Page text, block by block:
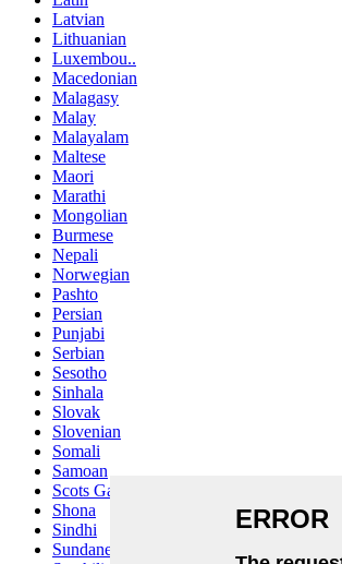
Latvian
Lithuanian
Luxembou..
Macedonian
Malagasy
Malay
Malayalam
Maltese
Maori
Marathi
Mongolian
Burmese
Nepali
Norwegian
Pashto
Persian
Punjabi
Serbian
Sesotho
Sinhala
Slovak
Slovenian
Somali
Samoan
Scots Gaelic
Shona
Sindhi
Sundanese